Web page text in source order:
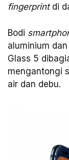
fingerprint di
Bodi
aluminium
Glass 5
mengantongi
air dan debu.